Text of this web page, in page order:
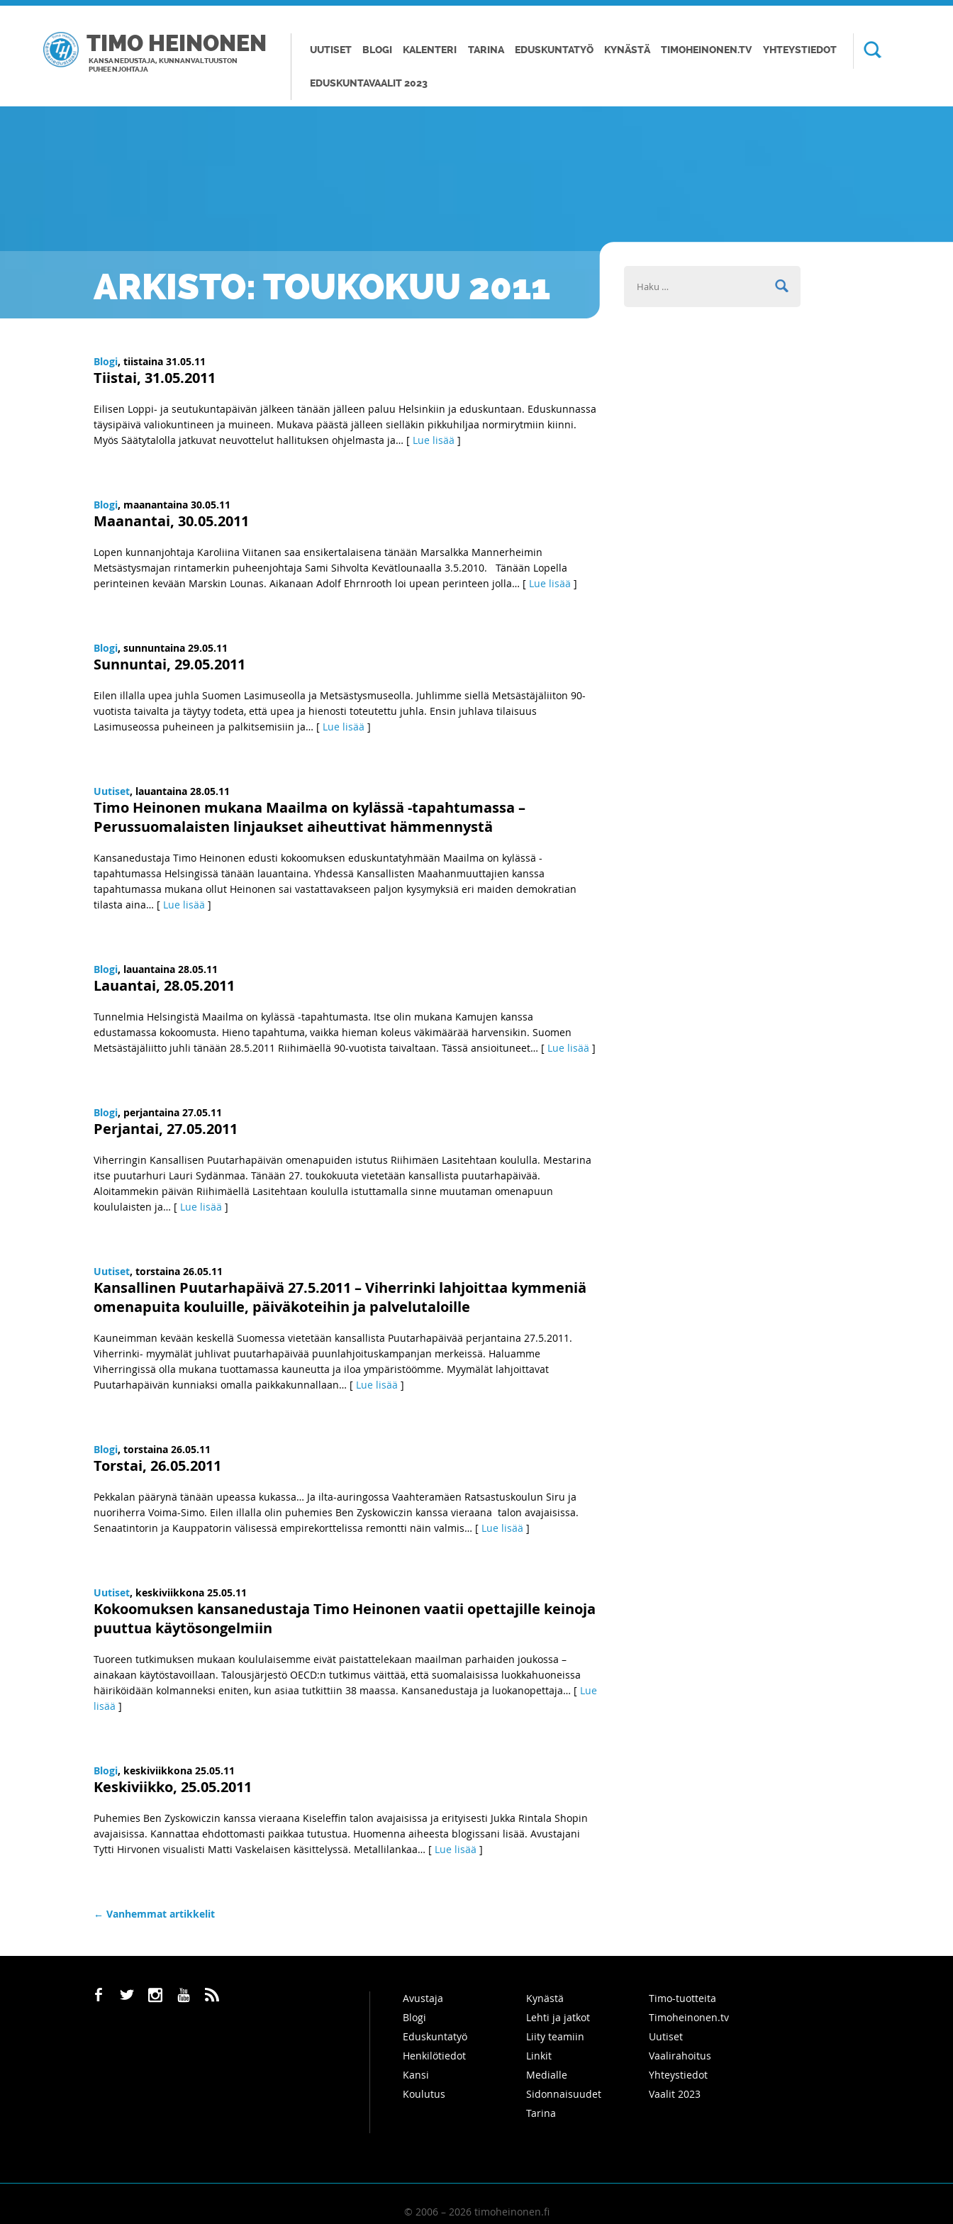
TIMO HEINONEN
KANSANEDUSTAJA, KUNNANVALTUUSTON
PUHEENJOHTAJA
UUTISET BLOGI KALENTERI TARINA EDUSKUNTATYÖ KYNÄSTÄ TIMOHEINONEN.TV YHTEYSTIEDOT
EDUSKUNTAVAALIT 2023
ARKISTO: TOUKOKUU 2011
Blogi, tiistaina 31.05.11
Tiistai, 31.05.2011
Eilisen Loppi- ja seutukuntapäivän jälkeen tänään jälleen paluu Helsinkiin ja eduskuntaan. Eduskunnassa
täysipäivä valiokuntineen ja muineen. Mukava päästä jälleen sielläkin pikkuhiljaa normirytmiin kiinni.
Myös Säätytalolla jatkuvat neuvottelut hallituksen ohjelmasta ja… [ Lue lisää ]
Blogi, maanantaina 30.05.11
Maanantai, 30.05.2011
Lopen kunnanjohtaja Karoliina Viitanen saa ensikertalaisena tänään Marsalkka Mannerheimin
Metsästysmajan rintamerkin puheenjohtaja Sami Sihvolta Kevätlounaalla 3.5.2010. Tänään Lopella
perinteinen kevään Marskin Lounas. Aikanaan Adolf Ehrnrooth loi upean perinteen jolla… [ Lue lisää ]
Blogi, sunnuntaina 29.05.11
Sunnuntai, 29.05.2011
Eilen illalla upea juhla Suomen Lasimuseolla ja Metsästysmuseolla. Juhlimme siellä Metsästäjäliiton 90-
vuotista taivalta ja täytyy todeta, että upea ja hienosti toteutettu juhla. Ensin juhlava tilaisuus
Lasimuseossa puheineen ja palkitsemisiin ja… [ Lue lisää ]
Uutiset, lauantaina 28.05.11
Timo Heinonen mukana Maailma on kylässä -tapahtumassa –
Perussuomalaisten linjaukset aiheuttivat hämmennystä
Kansanedustaja Timo Heinonen edusti kokoomuksen eduskuntatyhmään Maailma on kylässä -
tapahtumassa Helsingissä tänään lauantaina. Yhdessä Kansallisten Maahanmuuttajien kanssa
tapahtumassa mukana ollut Heinonen sai vastattavakseen paljon kysymyksiä eri maiden demokratian
tilasta aina… [ Lue lisää ]
Blogi, lauantaina 28.05.11
Lauantai, 28.05.2011
Tunnelmia Helsingistä Maailma on kylässä -tapahtumasta. Itse olin mukana Kamujen kanssa
edustamassa kokoomusta. Hieno tapahtuma, vaikka hieman koleus väkimäärää harvensikin. Suomen
Metsästäjäliitto juhli tänään 28.5.2011 Riihimäellä 90-vuotista taivaltaan. Tässä ansioituneet… [ Lue lisää ]
Blogi, perjantaina 27.05.11
Perjantai, 27.05.2011
Viherringin Kansallisen Puutarhapäivän omenapuiden istutus Riihimäen Lasitehtaan koululla. Mestarina
itse puutarhuri Lauri Sydänmaa. Tänään 27. toukokuuta vietetään kansallista puutarhapäivää.
Aloitammekin päivän Riihimäellä Lasitehtaan koululla istuttamalla sinne muutaman omenapuun
koululaisten ja… [ Lue lisää ]
Uutiset, torstaina 26.05.11
Kansallinen Puutarhapäivä 27.5.2011 – Viherrinki lahjoittaa kymmeniä
omenapuita kouluille, päiväkoteihin ja palvelutaloille
Kauneimman kevään keskellä Suomessa vietetään kansallista Puutarhapäivää perjantaina 27.5.2011.
Viherrinki- myymälät juhlivat puutarhapäivää puunlahjoituskampanjan merkeissä. Haluamme
Viherringissä olla mukana tuottamassa kauneutta ja iloa ympäristöömme. Myymälät lahjoittavat
Puutarhapäivän kunniaksi omalla paikkakunnallaan… [ Lue lisää ]
Blogi, torstaina 26.05.11
Torstai, 26.05.2011
Pekkalan päärynä tänään upeassa kukassa… Ja ilta-auringossa Vaahteramäen Ratsastuskoulun Siru ja
nuoriherra Voima-Simo. Eilen illalla olin puhemies Ben Zyskowiczin kanssa vieraana talon avajaisissa.
Senaatintorin ja Kauppatorin välisessä empirekorttelissa remontti näin valmis… [ Lue lisää ]
Uutiset, keskiviikkona 25.05.11
Kokoomuksen kansanedustaja Timo Heinonen vaatii opettajille keinoja
puuttua käytösongelmiin
Tuoreen tutkimuksen mukaan koululaisemme eivät paistattelekaan maailman parhaiden joukossa –
ainakaan käytöstavoillaan. Talousjärjestö OECD:n tutkimus väittää, että suomalaisissa luokkahuoneissa
häiriköidään kolmanneksi eniten, kun asiaa tutkittiin 38 maassa. Kansanedustaja ja luokanopettaja… [ Lue
lisää ]
Blogi, keskiviikkona 25.05.11
Keskiviikko, 25.05.2011
Puhemies Ben Zyskowiczin kanssa vieraana Kiseleffin talon avajaisissa ja erityisesti Jukka Rintala Shopin
avajaisissa. Kannattaa ehdottomasti paikkaa tutustua. Huomenna aiheesta blogissani lisää. Avustajani
Tytti Hirvonen visualisti Matti Vaskelaisen käsittelyssä. Metallilankaa… [ Lue lisää ]
← Vanhemmat artikkelit
b a x r ,
Avustaja
Blogi
Eduskuntatyö
Henkilötiedot
Kansi
Koulutus
Kynästä
Lehti ja jatkot
Liity teamiin
Linkit
Medialle
Sidonnaisuudet
Tarina
Timo-tuotteita
Timoheinonen.tv
Uutiset
Vaalirahoitus
Yhteystiedot
Vaalit 2023
© 2006 – 2026 timoheinonen.fi